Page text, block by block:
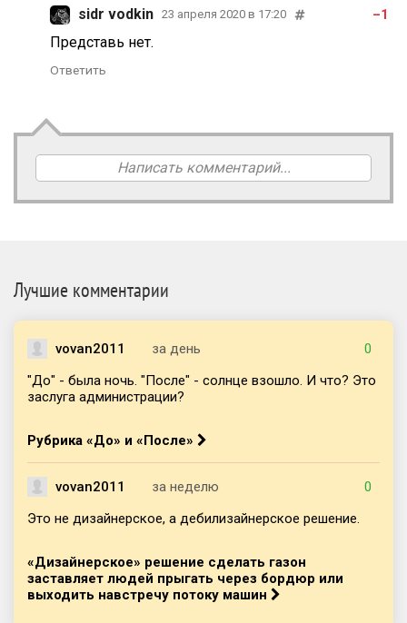
sidr vodkin 23 апреля 2020 в 17:20 –1
Представь нет.
Ответить
Написать комментарий...
Лучшие комментарии
vovan2011 за день
0
"До" - была ночь. "После" - солнце взошло. И что? Это
заслуга администрации?
Рубрика «До» и «После»
vovan2011 за неделю
0
Это не дизайнерское, а дебилизайнерское решение.
«Дизайнерское» решение сделать газон
заставляет людей прыгать через бордюр или
выходить навстречу потоку машин